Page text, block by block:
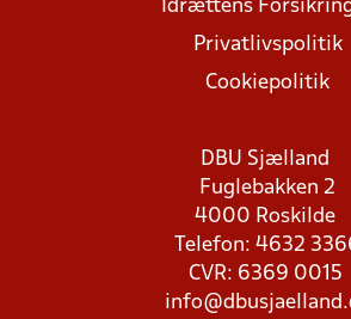
Idrættens
Privatlivspolitik
Cookiepolitik
DBU Sjælland
Fuglebakken 2
4000 Roskilde
Telefon: 4632
CVR: 6369 0015